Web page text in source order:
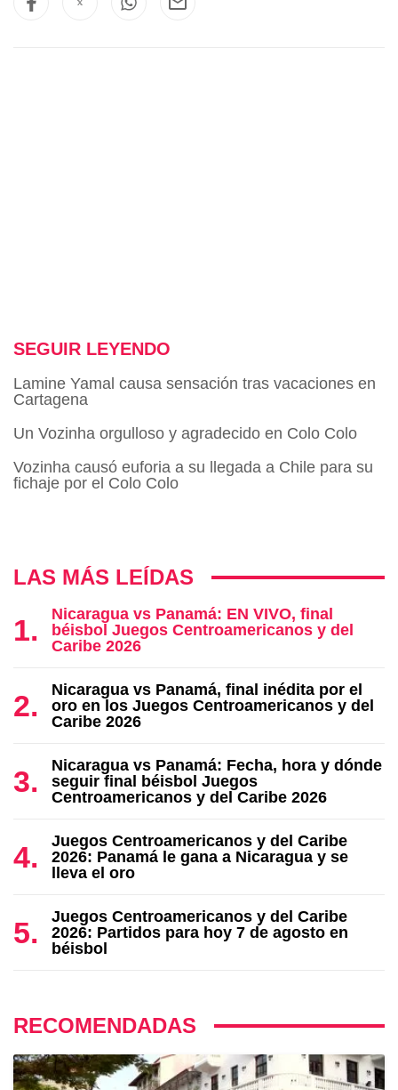
SEGUIR LEYENDO
Lamine Yamal causa sensación tras vacaciones en
Cartagena
Un Vozinha orgulloso y agradecido en Colo Colo
Vozinha causó euforia a su llegada a Chile para su
fichaje por el Colo Colo
LAS MÁS LEÍDAS
Nicaragua vs Panamá: EN VIVO, final
béisbol Juegos Centroamericanos y del
Caribe 2026
Nicaragua vs Panamá, final inédita por el
oro en los Juegos Centroamericanos y del
Caribe 2026
Nicaragua vs Panamá: Fecha, hora y dónde
seguir final béisbol Juegos
Centroamericanos y del Caribe 2026
Juegos Centroamericanos y del Caribe
2026: Panamá le gana a Nicaragua y se
lleva el oro
Juegos Centroamericanos y del Caribe
2026: Partidos para hoy 7 de agosto en
béisbol
RECOMENDADAS